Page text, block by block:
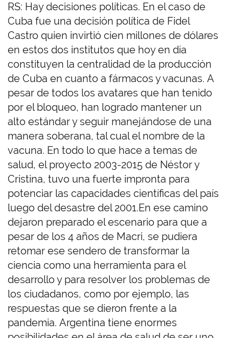
RS: Hay decisiones políticas. En el caso de
Cuba fue una decisión política de Fidel
Castro quien invirtió cien millones de dólares
en estos dos institutos que hoy en día
constituyen la centralidad de la producción
de Cuba en cuanto a fármacos y vacunas. A
pesar de todos los avatares que han tenido
por el bloqueo, han logrado mantener un
alto estándar y seguir manejándose de una
manera soberana, tal cual el nombre de la
vacuna. En todo lo que hace a temas de
salud, el proyecto 2003-2015 de Néstor y
Cristina, tuvo una fuerte impronta para
potenciar las capacidades científicas del país
luego del desastre del 2001.En ese camino
dejaron preparado el escenario para que a
pesar de los 4 años de Macri, se pudiera
retomar ese sendero de transformar la
ciencia como una herramienta para el
desarrollo y para resolver los problemas de
los ciudadanos, como por ejemplo, las
respuestas que se dieron frente a la
pandemia. Argentina tiene enormes